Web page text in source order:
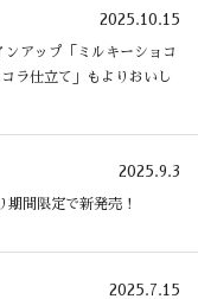
2025.10.15
ンアップ「ミルキーショコ
ラ仕立て」もよりおいし
2025.9.3
期間限定で新発売！
2025.7.15